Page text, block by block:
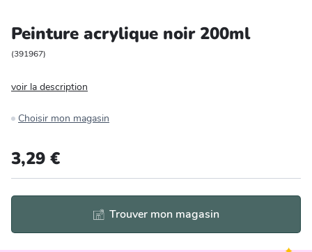
Bricolage et auto
Peinture acrylique noir 200ml
(391967)
voir la description
Choisir mon magasin
3,29 €
Trouver mon magasin